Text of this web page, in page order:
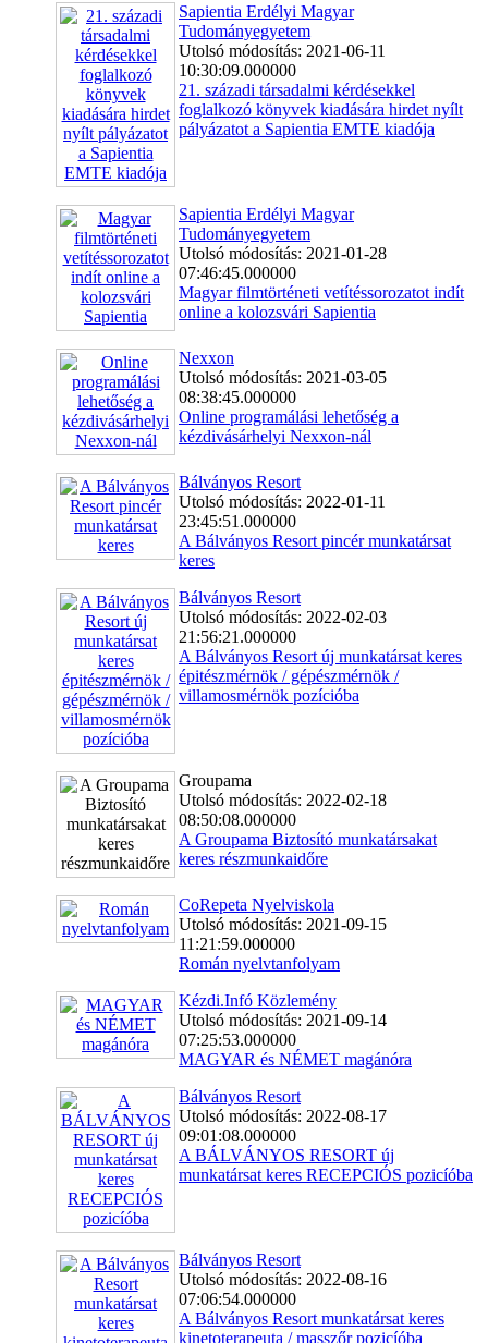
Sapientia Erdélyi Magyar
Tudományegyetem
Utolsó módosítás: 2021-06-11
10:30:09.000000
21. századi társadalmi kérdésekkel
foglalkozó könyvek kiadására hirdet nyílt
pályázatot a Sapientia EMTE kiadója
Sapientia Erdélyi Magyar
Tudományegyetem
Utolsó módosítás: 2021-01-28
07:46:45.000000
Magyar filmtörténeti vetítéssorozatot indít
online a kolozsvári Sapientia
Nexxon
Utolsó módosítás: 2021-03-05
08:38:45.000000
Online programálási lehetőség a
kézdivásárhelyi Nexxon-nál
Bálványos Resort
Utolsó módosítás: 2022-01-11
23:45:51.000000
A Bálványos Resort pincér munkatársat
keres
Bálványos Resort
Utolsó módosítás: 2022-02-03
21:56:21.000000
A Bálványos Resort új munkatársat keres
épitészmérnök / gépészmérnök /
villamosmérnök pozícióba
Groupama
Utolsó módosítás: 2022-02-18
08:50:08.000000
A Groupama Biztosító munkatársakat
keres részmunkaidőre
CoRepeta Nyelviskola
Utolsó módosítás: 2021-09-15
11:21:59.000000
Román nyelvtanfolyam
Kézdi.Infó Közlemény
Utolsó módosítás: 2021-09-14
07:25:53.000000
MAGYAR és NÉMET magánóra
Bálványos Resort
Utolsó módosítás: 2022-08-17
09:01:08.000000
A BÁLVÁNYOS RESORT új
munkatársat keres RECEPCIÓS pozicíóba
Bálványos Resort
Utolsó módosítás: 2022-08-16
07:06:54.000000
A Bálványos Resort munkatársat keres
kinetoterapeuta / masszőr pozicíóba